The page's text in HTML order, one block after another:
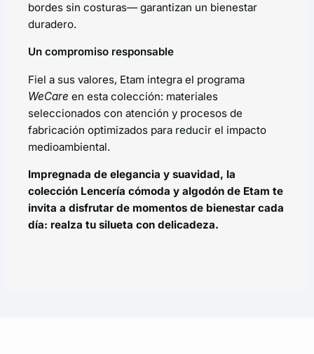
bordes sin costuras— garantizan un bienestar
duradero.
Un compromiso responsable
Fiel a sus valores, Etam integra el programa
WeCare en esta colección: materiales
seleccionados con atención y procesos de
fabricación optimizados para reducir el impacto
medioambiental.
Impregnada de elegancia y suavidad, la
colección Lencería cómoda y algodón de Etam te
invita a disfrutar de momentos de bienestar cada
día: realza tu silueta con delicadeza.